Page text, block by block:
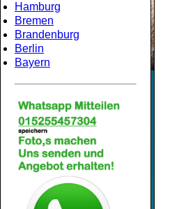
Hamburg
Bremen
Brandenburg
Berlin
Bayern